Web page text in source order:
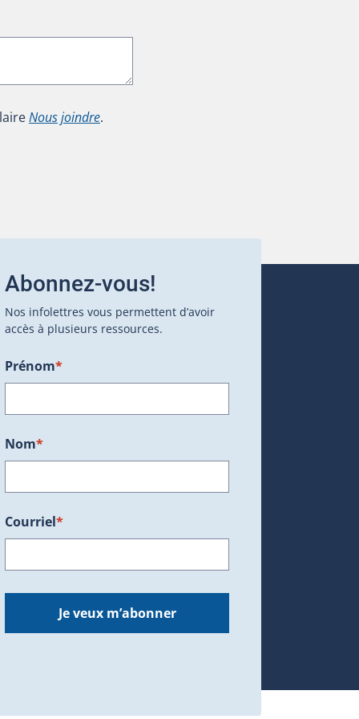
Nous joindre.
Abonnez-vous!
Nos infolettres vous permettent d’avoir
accès à plusieurs ressources.
Prénom*
Nom*
Courriel*
Je veux m’abonner